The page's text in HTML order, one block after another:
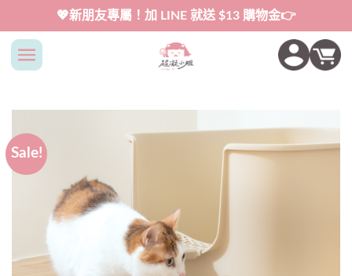
content
💖新朋友專屬！加 LINE 就送 $13 購物金👉
Sale!